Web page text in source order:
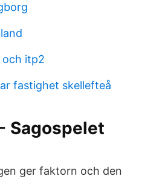
och itp2
fastighet skellefteå
Sagospelet
ger faktorn och den